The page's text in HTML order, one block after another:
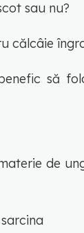
sau nu?
călcâie
să
de